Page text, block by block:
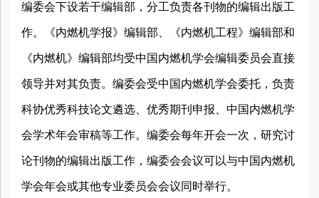
编委会下设若干编辑部，分工负责各刊物的编辑出版工
作。《内燃机学报》编辑部、《内燃机工程》编辑部和
《内燃机》编辑部均受中国内燃机学会编辑委员会直接
领导并对其负责。编委会受中国内燃机学会委托，负责
科协优秀科技论文遴选、优秀期刊申报、中国内燃机学
会学术年会审稿等工作。编委会每年开会一次，研究讨
论刊物的编辑出版工作，编委会会议可以与中国内燃机
学会年会或其他专业委员会会议同时举行。